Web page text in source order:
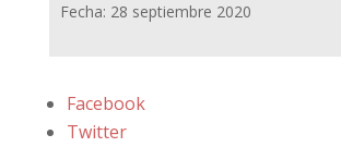
Fecha: 28 septiembre 2020
Facebook
Twitter